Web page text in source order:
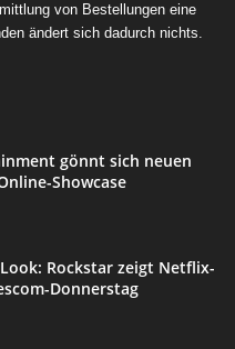
von Bestellungen eine
ändert sich dadurch nichts.
gönnt sich neuen
Showcase
Rockstar zeigt Netflix-
Donnerstag